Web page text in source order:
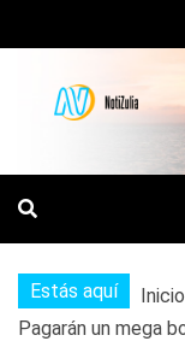
al
contenido
Estás aquí Inicio
Pagarán un mega